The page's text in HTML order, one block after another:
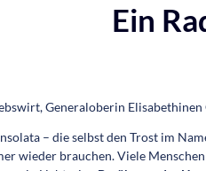
Ein
Generaloberin Elisabethinen
– die selbst den Trost im
wieder brauchen. Viele